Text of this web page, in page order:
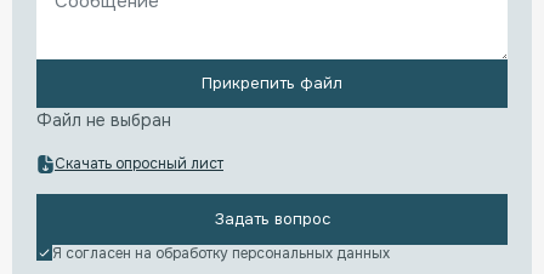
Прикрепить файл
Файл не выбран
Скачать опросный лист
Задать вопрос
Я согласен на обработку персональных данных